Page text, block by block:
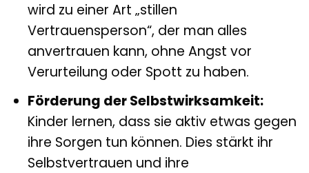
wird zu einer Art „stillen
Vertrauensperson“, der man alles
anvertrauen kann, ohne Angst vor
Verurteilung oder Spott zu haben.
Förderung der Selbstwirksamkeit:
Kinder lernen, dass sie aktiv etwas gegen
ihre Sorgen tun können. Dies stärkt ihr
Selbstvertrauen und ihre